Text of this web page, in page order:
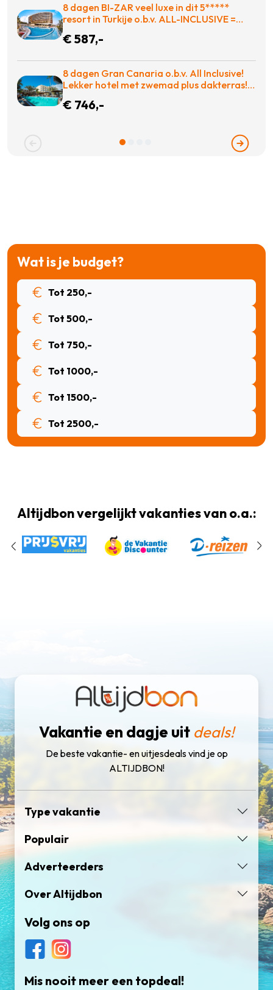
8 dagen BI-ZAR veel luxe in dit 5*****
resort in Turkije o.b.v. ALL-INCLUSIVE =
€ 587,-
8 dagen Gran Canaria o.b.v. All Inclusive!
Lekker hotel met zwemad plus dakterras!
€ 746,-
Wat is je budget?
Tot 250,-
Tot 500,-
Tot 750,-
Tot 1000,-
Tot 1500,-
Tot 2500,-
Altijdbon vergelijkt vakanties van o.a.:
Vakantie en dagje uit deals!
De beste vakantie- en uitjesdeals vind je op
ALTIJDBON!
Type vakantie
Populair
Adverteerders
Over Altijdbon
Volg ons op
Mis nooit meer een topdeal!